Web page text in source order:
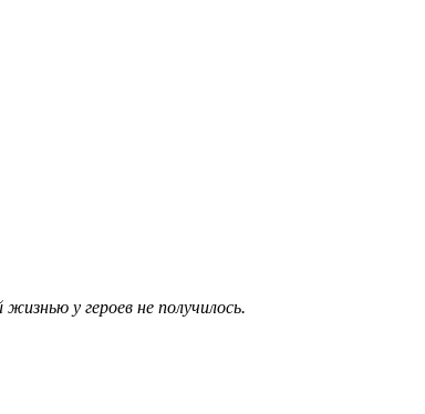
у героев не получилось.